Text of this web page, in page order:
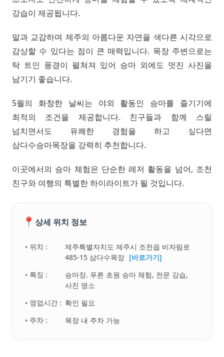
강습이 제공됩니다.
말과 교감하며 제주의 아름다운 자연을 색다른 시각으로
감상할 수 있다는 점이 큰 매력입니다. 목장 주변으로는
탁 트인 풍경이 펼쳐져 있어 승마 외에도 멋진 사진을
남기기 좋습니다.
5월의 화창한 날씨는 야외 활동인 승마를 즐기기에
최적의 조건을 제공합니다. 친구들과 함께 스릴
넘치면서도 유쾌한 경험을 하고 싶다면
삼다수승마목장을 강력히 추천합니다.
이곳에서의 승마 체험은 단순한 레저 활동을 넘어, 조천
친구와 여행의 특별한 하이라이트가 될 것입니다.
📍 상세 위치 정보
• 위치 :
제주특별자치도 제주시 조천읍 비자림로
485-15 삼다수목장 [바로가기]
• 특징 :
승마장. 푸른 초원 승마 체험, 전문 강습,
사진 명소
• 영업시간 : 확인 필요
• 주차 :
목장 내 주차 가능